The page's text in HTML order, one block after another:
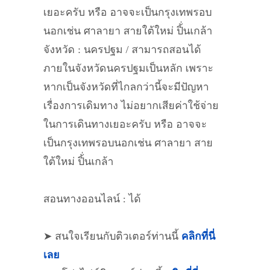
เยอะครับ หรือ อาจจะเป็นกรุงเทพรอบ
นอกเช่น ศาลายา สายใต้ใหม่ ปิ้่นเกล้า
จังหวัด : นครปฐม / สามารถสอนได้
ภายในจังหวัดนครปฐมเป็นหลัก เพราะ
หากเป็นจังหวัดที่ไกลกว่านี้จะมีปัญหา
เรื่องการเดิมทาง ไม่อยากเสียค่าใช้จ่าย
ในการเดินทางเยอะครับ หรือ อาจจะ
เป็นกรุงเทพรอบนอกเช่น ศาลายา สาย
ใต้ใหม่ ปิ้่นเกล้า
สอนทางออนไลน์ : ได้
➤ สนใจเรียนกับติวเตอร์ท่านนี้ คลิกที่นี่
เลย